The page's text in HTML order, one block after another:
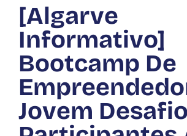
[Algarve
Informativo]
Bootcamp De
Jovem